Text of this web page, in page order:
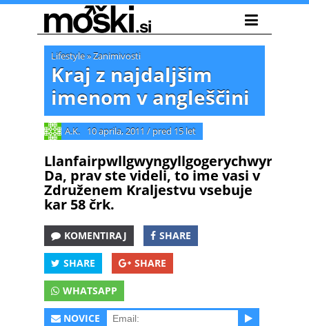
Lifestyle»Zanimivosti
Kraj z najdaljšim
imenom v angleščini
A.K. 10 aprila, 2011 / pred 15 let
Da, prav ste videli, to ime vasi v
Združenem Kraljestvu vsebuje
kar 58 črk.
KOMENTIRAJ SHARE
SHARE SHARE
WHATSAPP
NOVICE